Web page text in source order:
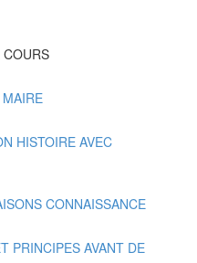
HISTOIRE AVEC
CONNAISSANCE
PRINCIPES AVANT DE